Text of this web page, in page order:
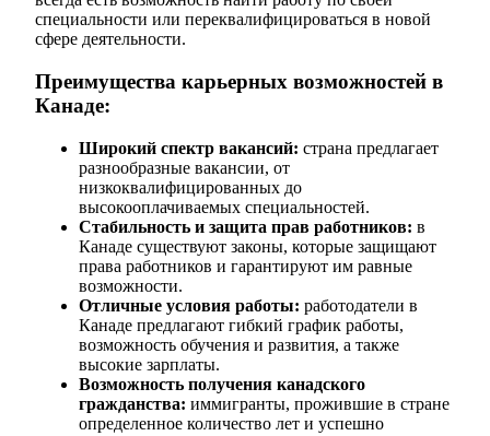
специальности или переквалифицироваться в новой
сфере деятельности.
Преимущества карьерных возможностей в
Канаде:
Широкий спектр вакансий: страна предлагает
разнообразные вакансии, от
низкоквалифицированных до
высокооплачиваемых специальностей.
Стабильность и защита прав работников: в
Канаде существуют законы, которые защищают
права работников и гарантируют им равные
возможности.
Отличные условия работы: работодатели в
Канаде предлагают гибкий график работы,
возможность обучения и развития, а также
высокие зарплаты.
Возможность получения канадского
гражданства: иммигранты, прожившие в стране
определенное количество лет и успешно